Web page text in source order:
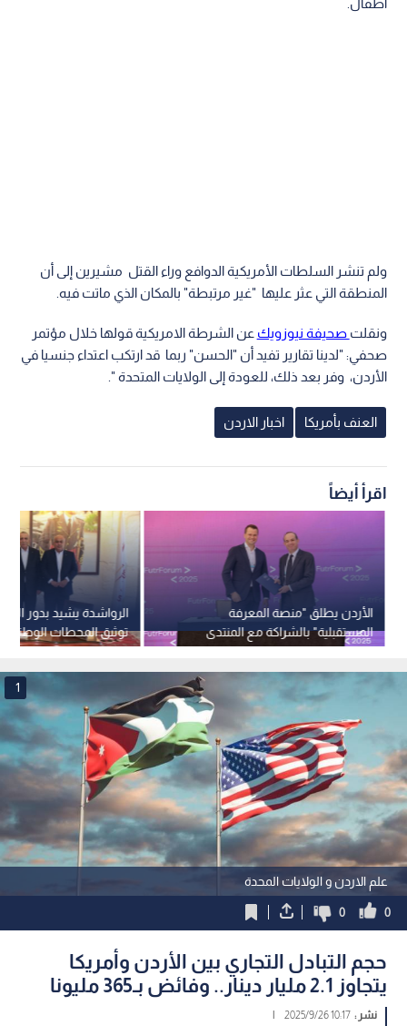
ولم تنشر السلطات الأمريكية الدوافع وراء القتل مشيرين إلى أن
المنطقة التي عثر عليها "غير مرتبطة" بالمكان الذي ماتت فيه.
ونقلت صحيفة نيوزويك عن الشرطة الامريكية قولها خلال مؤتمر
صحفي: "لدينا تقارير تفيد أن "الحسن" ربما قد ارتكب اعتداء جنسيا في
الأردن، وفر بعد ذلك، للعودة إلى الولايات المتحدة ".
العنف بأمريكا اخبار الاردن
اقرأ أيضاً
الرواشدة يشيد بدور
توثيق المحطات الوطنية
الأردن يطلق "منصة المعرفة
المستقبلية" بالشراكة مع المنتدى
الاقتصادي العالمي لتعزيز الابتكار
الرقمي
علم الاردن و الولايات المحدة
1
0
0
حجم التبادل التجاري بين الأردن وأمريكا
يتجاوز 2.1 مليار دينار.. وفائض بـ365 مليونا
نشر :10:17 2025/9/26
|